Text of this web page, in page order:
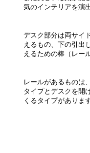
気のインテリアを演
デスク部分は両サイ
えるもの、下の引出
えるための棒（レー
レールがあるものは
タイプとデスクを開
くるタイプがあります